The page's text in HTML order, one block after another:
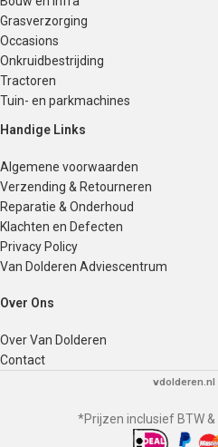
Grasverzorging
Occasions
Onkruidbestrijding
Tractoren
Tuin- en parkmachines
Handige Links
Algemene voorwaarden
Verzending & Retourneren
Reparatie & Onderhoud
Klachten en Defecten
Privacy Policy
Van Dolderen Adviescentrum
Over Ons
Over Van Dolderen
Contact
vdolderen.nl
*Prijzen inclusief BTW